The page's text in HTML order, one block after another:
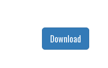
Download